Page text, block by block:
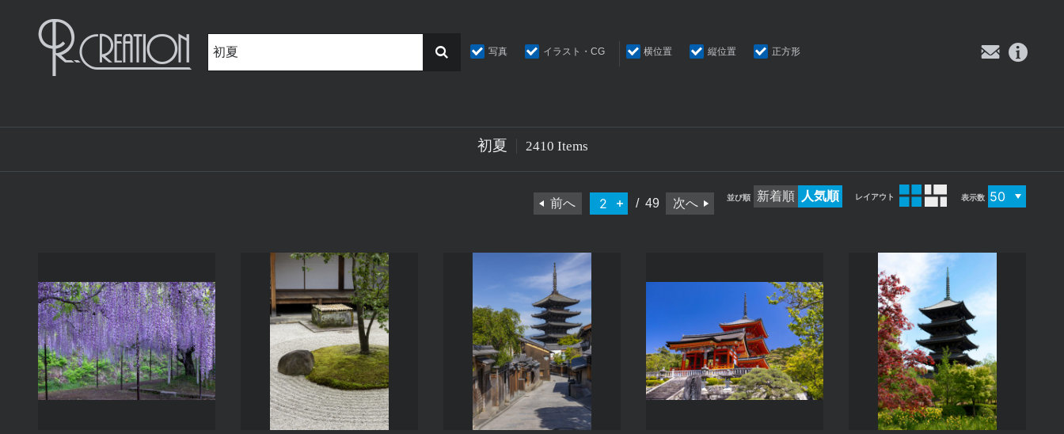
写真 イラスト・CG 横位置 縦位置 正方形
初夏 2410 Items
前へ 49 次へ 並び順 新着順 人気順 レイアウト 表示数